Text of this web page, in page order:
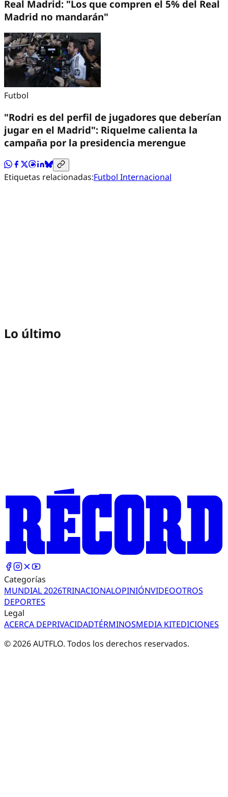
Real Madrid: "Los que compren el 5% del Real
Madrid no mandarán"
Futbol
"Rodri es del perfil de jugadores que deberían
jugar en el Madrid": Riquelme calienta la
campaña por la presidencia merengue
Etiquetas relacionadas:Futbol Internacional
Lo último
Categorías
MUNDIAL 2026TRINACIONALOPINIÓNVIDEOOTROS
DEPORTES
Legal
ACERCA DEPRIVACIDADTÉRMINOSMEDIA KITEDICIONES
©2026AUTFLO. Todos los derechos reservados.